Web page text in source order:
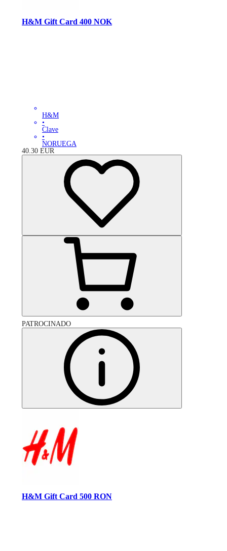
H&M Gift Card 400 NOK
H&M
•
Clave
•
NORUEGA
40.30 EUR
PATROCINADO
H&M Gift Card 500 RON